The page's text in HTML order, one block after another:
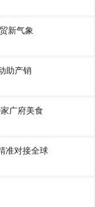
新气象
助产销
广府美食
准对接全球